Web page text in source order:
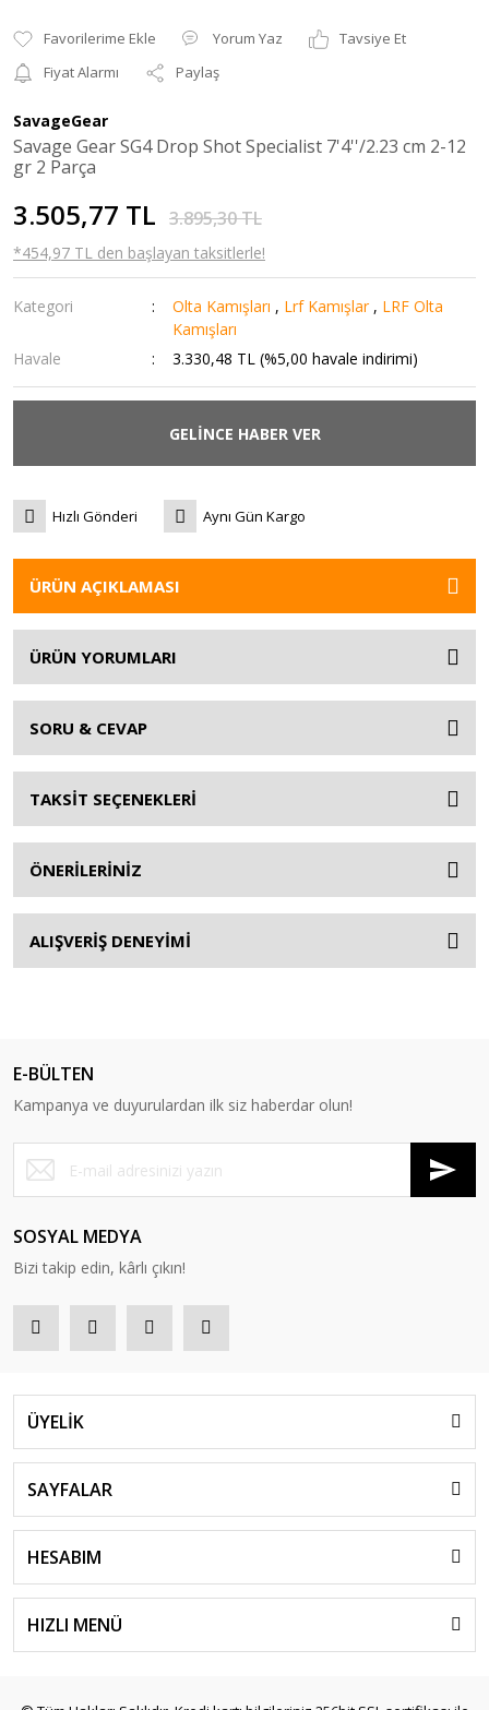
Yorum Yaz
Tavsiye Et
Fiyat Alarmı
Paylaş
SavageGear
Savage Gear SG4 Drop Shot Specialist 7'4''/2.23 cm 2-12
gr 2 Parça
3.505,77 TL 3.895,30 TL
*454,97 TL den başlayan taksitlerle!
Kategori Olta Kamışları , Lrf Kamışlar , LRF Olta
Kamışları
Havale
3.330,48 TL (%5,00 havale indirimi)
GELİNCE HABER VER
Hızlı Gönderi Aynı Gün Kargo
ÜRÜN AÇIKLAMASI
ÜRÜN YORUMLARI
SORU & CEVAP
TAKSİT SEÇENEKLERİ
ÖNERİLERİNİZ
ALIŞVERİŞ DENEYİMİ
E-BÜLTEN
Kampanya ve duyurulardan ilk siz haberdar olun!
SOSYAL MEDYA
Bizi takip edin, kârlı çıkın!
ÜYELİK
SAYFALAR
HESABIM
HIZLI MENÜ